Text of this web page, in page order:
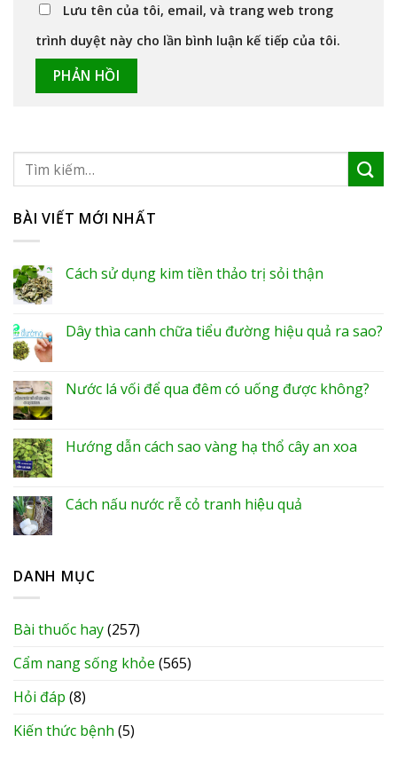
Lưu tên của tôi, email, và trang web trong
trình duyệt này cho lần bình luận kế tiếp của tôi.
BÀI VIẾT MỚI NHẤT
Cách sử dụng kim tiền thảo trị sỏi thận
Dây thìa canh chữa tiểu đường hiệu quả ra sao?
Nước lá vối để qua đêm có uống được không?
Hướng dẫn cách sao vàng hạ thổ cây an xoa
Cách nấu nước rễ cỏ tranh hiệu quả
DANH MỤC
Bài thuốc hay(257)
Cẩm nang sống khỏe (565)
Hỏi đáp (8)
Kiến thức bệnh (5)